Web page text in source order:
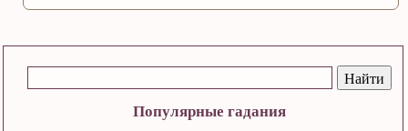
Популярные гадания